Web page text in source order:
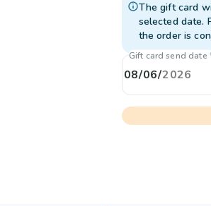
The gift card
selected date.
the order is
Gift card send date